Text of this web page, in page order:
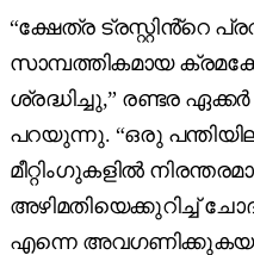
“ക്ഷേത്ര ട്രസ്റ്റിൻ്റെ
സാമ്പത്തികമായ
ശ്രദ്ധിച്ചു,” രണ്ടര
പറയുന്നു. “ഒരു
മീറ്റിംഗുകളിൽ
അഴിമതിയെക്കുറിച്ച്
എന്നെ